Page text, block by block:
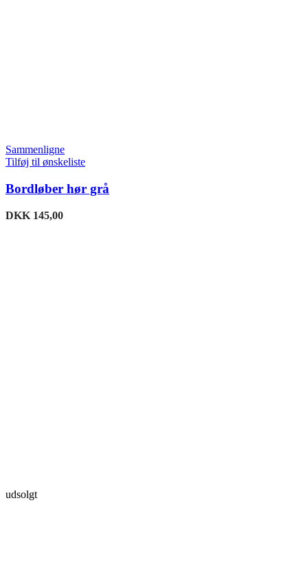
Sammenligne
Tilføj til ønskeliste
Bordløber hør grå
DKK 145,00
udsolgt